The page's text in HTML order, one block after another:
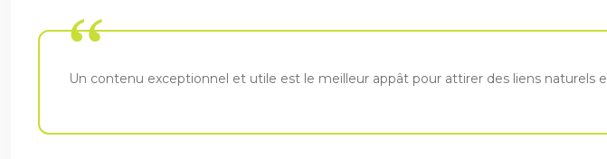
Un contenu exceptionnel et utile est le meilleur appât pour attirer des liens naturels